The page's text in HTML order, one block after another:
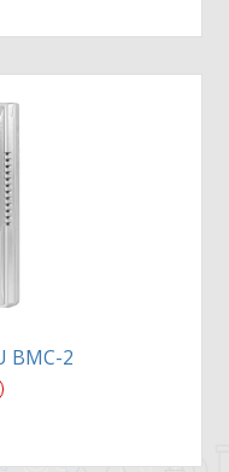
BMC-2